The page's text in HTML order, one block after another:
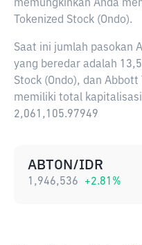
memungkinkan Anda
Tokenized Stock (Ondo).
Saat ini jumlah pasokan
yang beredar adalah
Stock (Ondo), dan
memiliki total
2,061,105.97949
ABTON/IDR
1,946,536 +2.81 %